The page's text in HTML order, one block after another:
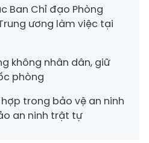
Ban Chỉ đạo Phòng
ương làm việc tại
không nhân dân, giữ
phòng
trong bảo vệ an ninh
an ninh trật tự